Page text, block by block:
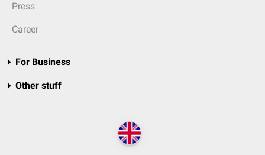
Press
Career
For Business
Other stuff